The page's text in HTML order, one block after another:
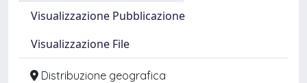
Visualizzazione Pubblicazione
Visualizzazione File
Distribuzione geografica